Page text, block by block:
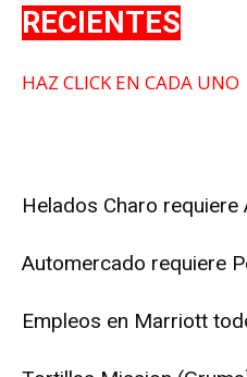
RECIENTES
HAZ CLICK EN CADA UNO
Helados Charo requiere
Automercado requiere
Empleos en Marriott